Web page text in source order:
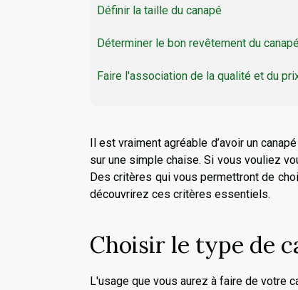
Définir la taille du canapé
Déterminer le bon revêtement du
Faire l'association de la qualité et du
Il est vraiment agréable d’avoir un
sur une simple chaise. Si vous vouliez
Des critères qui vous permettront de
découvrirez ces critères essentiels.
Choisir le type de
L'usage que vous aurez à faire de votre